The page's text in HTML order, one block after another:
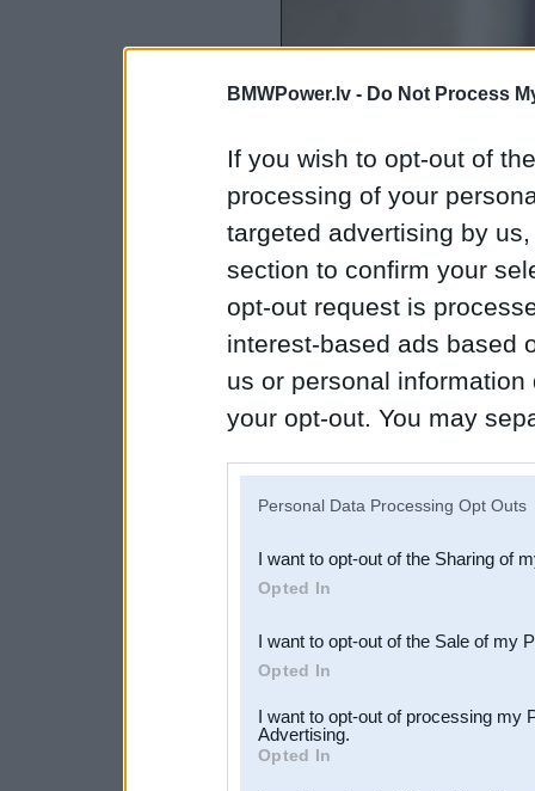
BMWPower.lv - Do Not Process
If you wish to opt-out of
processing of your
targeted advertising by
section to confirm your
opt-out request is
interest-based ads based
us or personal
your opt-out. You may
Downstream Participants
third parties.
Personal Data Processing Opt Outs
I want to opt-out of the Sharing of
Opted In
I want to opt-out of the Sale of my
Opted In
I want to opt-out of processing my
Advertising.
Opted In